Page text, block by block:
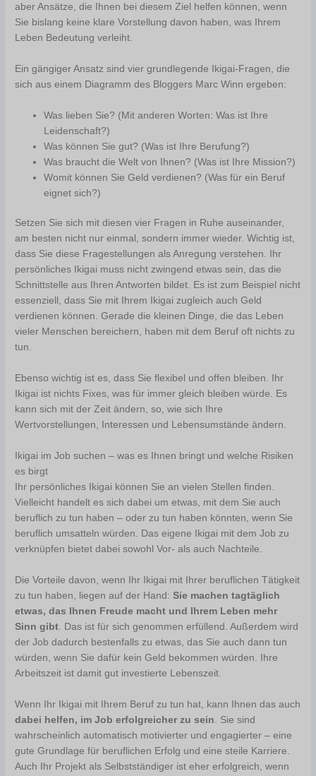
aber Ansätze, die Ihnen bei diesem Ziel helfen können, wenn
Sie bislang keine klare Vorstellung davon haben, was Ihrem
Leben Bedeutung verleiht.
Ein gängiger Ansatz sind vier grundlegende Ikigai-Fragen, die
sich aus einem Diagramm des Bloggers Marc Winn ergeben:
Was lieben Sie? (Mit anderen Worten: Was ist Ihre
Leidenschaft?)
Was können Sie gut? (Was ist Ihre Berufung?)
Was braucht die Welt von Ihnen? (Was ist Ihre Mission?)
Womit können Sie Geld verdienen? (Was für ein Beruf
eignet sich?)
Setzen Sie sich mit diesen vier Fragen in Ruhe auseinander,
am besten nicht nur einmal, sondern immer wieder. Wichtig ist,
dass Sie diese Fragestellungen als Anregung verstehen. Ihr
persönliches Ikigai muss nicht zwingend etwas sein, das die
Schnittstelle aus Ihren Antworten bildet. Es ist zum Beispiel nicht
essenziell, dass Sie mit Ihrem Ikigai zugleich auch Geld
verdienen können. Gerade die kleinen Dinge, die das Leben
vieler Menschen bereichern, haben mit dem Beruf oft nichts zu
tun.
Ebenso wichtig ist es, dass Sie flexibel und offen bleiben. Ihr
Ikigai ist nichts Fixes, was für immer gleich bleiben würde. Es
kann sich mit der Zeit ändern, so, wie sich Ihre
Wertvorstellungen, Interessen und Lebensumstände ändern.
Ikigai im Job suchen – was es Ihnen bringt und welche Risiken
es birgt
Ihr persönliches Ikigai können Sie an vielen Stellen finden.
Vielleicht handelt es sich dabei um etwas, mit dem Sie auch
beruflich zu tun haben – oder zu tun haben könnten, wenn Sie
beruflich umsatteln würden. Das eigene Ikigai mit dem Job zu
verknüpfen bietet dabei sowohl Vor- als auch Nachteile.
Die Vorteile davon, wenn Ihr Ikigai mit Ihrer beruflichen Tätigkeit
zu tun haben, liegen auf der Hand:Sie machen tagtäglich
etwas, das Ihnen Freude macht und Ihrem Leben mehr
Sinn gibt . Das ist für sich genommen erfüllend. Außerdem wird
der Job dadurch bestenfalls zu etwas, das Sie auch dann tun
würden, wenn Sie dafür kein Geld bekommen würden. Ihre
Arbeitszeit ist damit gut investierte Lebenszeit.
Wenn Ihr Ikigai mit Ihrem Beruf zu tun hat, kann Ihnen das auch
dabei helfen, im Job erfolgreicher zu sein . Sie sind
wahrscheinlich automatisch motivierter und engagierter – eine
gute Grundlage für beruflichen Erfolg und eine steile Karriere.
Auch Ihr Projekt als Selbstständiger ist eher erfolgreich, wenn